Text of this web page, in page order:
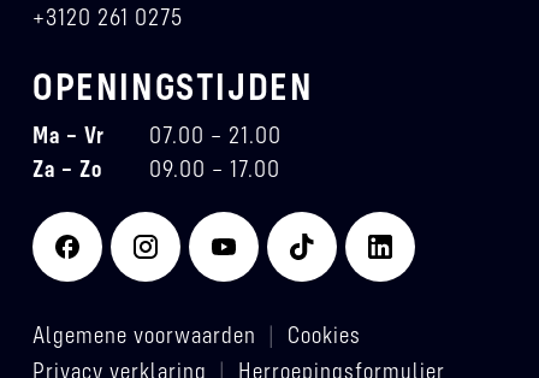
+3120 261 0275
OPENINGSTIJDEN
Ma – Vr
07.00 – 21.00
Za – Zo
09.00 – 17.00
Algemene voorwaarden | Cookies
Privacy verklaring | Herroepingsformulier